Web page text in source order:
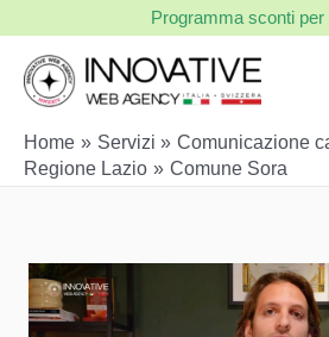
contenuto
Programma sconti per
Home Servizi
Comunicazione
Regione Lazio
Comune Sora